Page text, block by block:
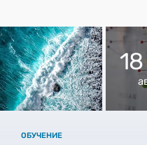
ОБУЧЕНИЕ